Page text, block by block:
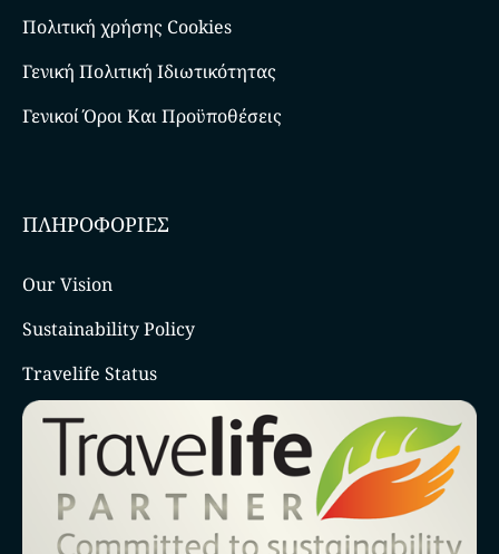
Πολιτική χρήσης Cookies
Γενική Πολιτική Ιδιωτικότητας
Γενικοί Όροι Και Προϋποθέσεις
ΠΛΗΡΟΦΟΡΙΕΣ
Our Vision
Sustainability Policy
Travelife Status